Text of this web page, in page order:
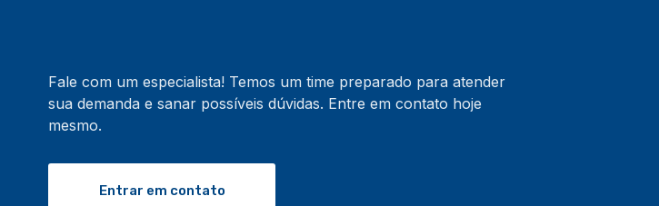
Fale com um especialista! Temos um time preparado para atender
sua demanda e sanar possíveis dúvidas. Entre em contato hoje
mesmo.
Entrar em contato